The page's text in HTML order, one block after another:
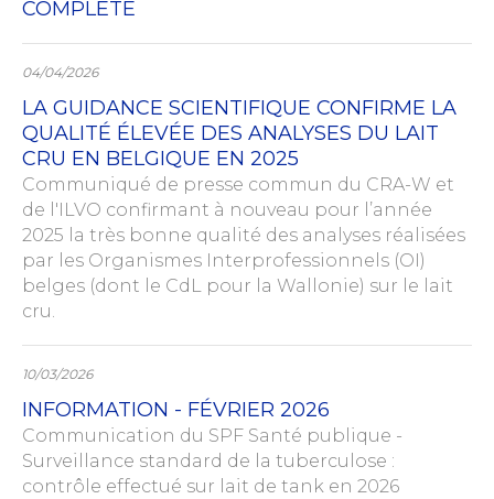
COMPLÈTE
04/04/2026
LA GUIDANCE SCIENTIFIQUE CONFIRME LA
QUALITÉ ÉLEVÉE DES ANALYSES DU LAIT
CRU EN BELGIQUE EN 2025
Communiqué de presse commun du CRA-W et
de l'ILVO confirmant à nouveau pour l’année
2025 la très bonne qualité des analyses réalisées
par les Organismes Interprofessionnels (OI)
belges (dont le CdL pour la Wallonie) sur le lait
cru.
10/03/2026
INFORMATION - FÉVRIER 2026
Communication du SPF Santé publique -
Surveillance standard de la tuberculose :
contrôle effectué sur lait de tank en 2026